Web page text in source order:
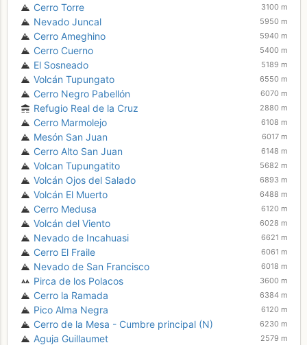
Cerro Torre 3100 m
Nevado Juncal 5950 m
Cerro Ameghino 5940 m
Cerro Cuerno 5400 m
El Sosneado 5189 m
Volcán Tupungato 6550 m
Cerro Negro Pabellón 6070 m
Refugio Real de la Cruz 2880 m
Cerro Marmolejo 6108 m
Mesón San Juan 6017 m
Cerro Alto San Juan 6148 m
Volcan Tupungatito 5682 m
Volcán Ojos del Salado 6893 m
Volcán El Muerto 6488 m
Cerro Medusa 6120 m
Volcán del Viento 6028 m
Nevado de Incahuasi 6621 m
Cerro El Fraile 6061 m
Nevado de San Francisco 6018 m
Pirca de los Polacos 3600 m
Cerro la Ramada 6384 m
Pico Alma Negra 6120 m
Cerro de la Mesa - Cumbre principal (N) 6230 m
Aguja Guillaumet 2579 m